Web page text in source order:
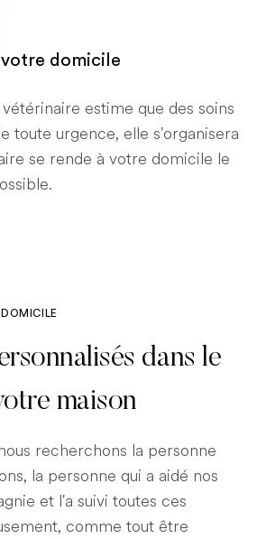
domicile
estime que des soins
toute urgence, elle s'organisera
se rende à votre domicile le
dans le
maison
recherchons la personne
la personne qui a aidé nos
et l'a suivi toutes ces
comme tout être